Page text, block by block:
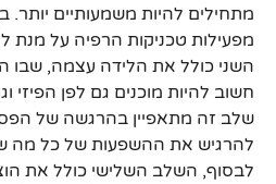
מתחילים להיות משמעותיים
מפעילות טכניקות הרפיה על
השני כולל את הלידה עצמה, שבו
חשוב להיות מוכנים גם לפן הפיזי
שלב זה מתאפיין בהרגשה של
להרגיש את ההשפעות של כל מה
לבסוף, השלב השלישי כולל את